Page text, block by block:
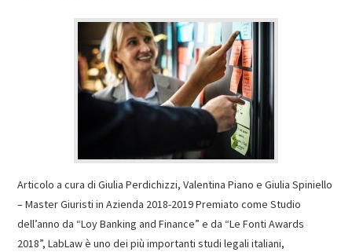
Articolo a cura di Giulia Perdichizzi, Valentina Piano e Giulia Spiniello
– Master Giuristi in Azienda 2018-2019 Premiato come Studio
dell’anno da “Loy Banking and Finance” e da “Le Fonti Awards
2018”, LabLaw è uno dei più importanti studi legali italiani,